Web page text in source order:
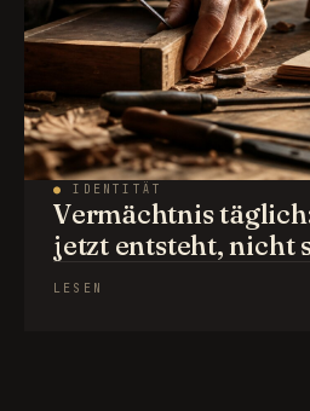
● IDENTITÄT
Vermächtnis
jetzt entsteht, nicht
LESEN